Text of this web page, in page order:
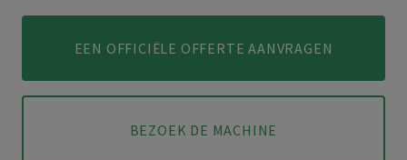
EEN OFFICIËLE OFFERTE AANVRAGEN
BEZOEK DE MACHINE